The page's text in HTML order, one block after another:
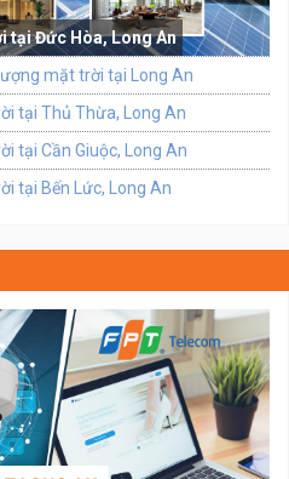
tại Đức Hòa, Long An
mặt trời tại Long An
tại Thủ Thừa, Long An
tại Cần Giuộc, Long An
tại Bến Lức, Long An